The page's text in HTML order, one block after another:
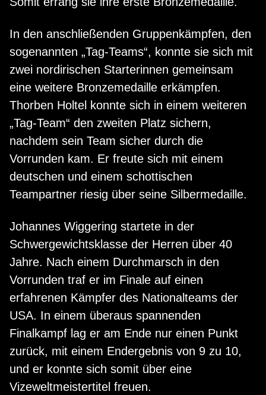
In den anschließenden Gruppenkämpfen, den
sogenannten „Tag-Teams“, konnte sie sich mit
zwei nordirischen Starterinnen gemeinsam
eine weitere Bronzemedaille erkämpfen.
Thorben Holtel konnte sich in einem weiteren
„Tag-Team“ den zweiten Platz sichern,
nachdem sein Team sicher durch die
Vorrunden kam. Er freute sich mit einem
deutschen und einem schottischen
Teampartner riesig über seine Silbermedaille.
Johannes Wiggering startete in der
Schwergewichtsklasse der Herren über 40
Jahre. Nach einem Durchmarsch in den
Vorrunden traf er im Finale auf einen
erfahrenen Kämpfer des Nationalteams der
USA. In einem überaus spannenden
Finalkampf lag er am Ende nur einen Punkt
zurück, mit einem Endergebnis von 9 zu 10,
und er konnte sich somit über eine
Vizeweltmeistertitel freuen.